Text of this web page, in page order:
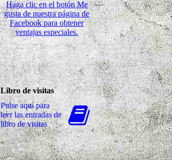
Haga clic en el botón Me
gusta de nuestra página de
Facebook para obtener
ventajas especiales.
Libro de visitas
Pulse aquí para
leer las entradas de
libro de visitas